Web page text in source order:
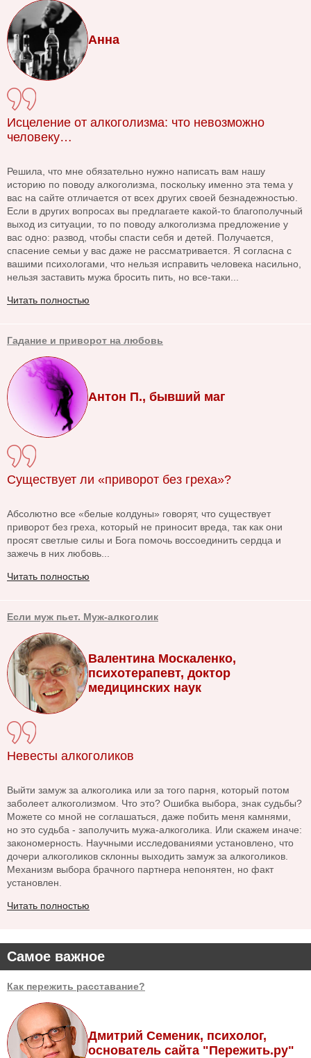
Самое важное
Как пережить расставание?
Дмитрий Семеник, психолог,
основатель сайта "Пережить.ру"
Анна
Исцеление от алкоголизма: что невозможно
человеку…
Решила, что мне обязательно нужно написать вам нашу
историю по поводу алкоголизма, поскольку именно эта тема у
вас на сайте отличается от всех других своей безнадежностью.
Если в других вопросах вы предлагаете какой-то благополучный
выход из ситуации, то по поводу алкоголизма предложение у
вас одно: развод, чтобы спасти себя и детей. Получается,
спасение семьи у вас даже не рассматривается. Я согласна с
вашими психологами, что нельзя исправить человека насильно,
нельзя заставить мужа бросить пить, но все-таки...
Читать полностью
Гадание и приворот на любовь
Антон П., бывший маг
Существует ли «приворот без греха»?
Абсолютно все «белые колдуны» говорят, что существует
приворот без греха, который не приносит вреда, так как они
просят светлые силы и Бога помочь воссоединить сердца и
зажечь в них любовь...
Читать полностью
Если муж пьет. Муж-алкоголик
Валентина Москаленко,
психотерапевт, доктор
медицинских наук
Невесты алкоголиков
Выйти замуж за алкоголика или за того парня, который потом
заболеет алкоголизмом. Что это? Ошибка выбора, знак судьбы?
Можете со мной не соглашаться, даже побить меня камнями,
но это судьба - заполучить мужа-алкоголика. Или скажем иначе:
закономерность. Научными исследованиями установлено, что
дочери алкоголиков склонны выходить замуж за алкоголиков.
Механизм выбора брачного партнера непонятен, но факт
установлен.
Читать полностью